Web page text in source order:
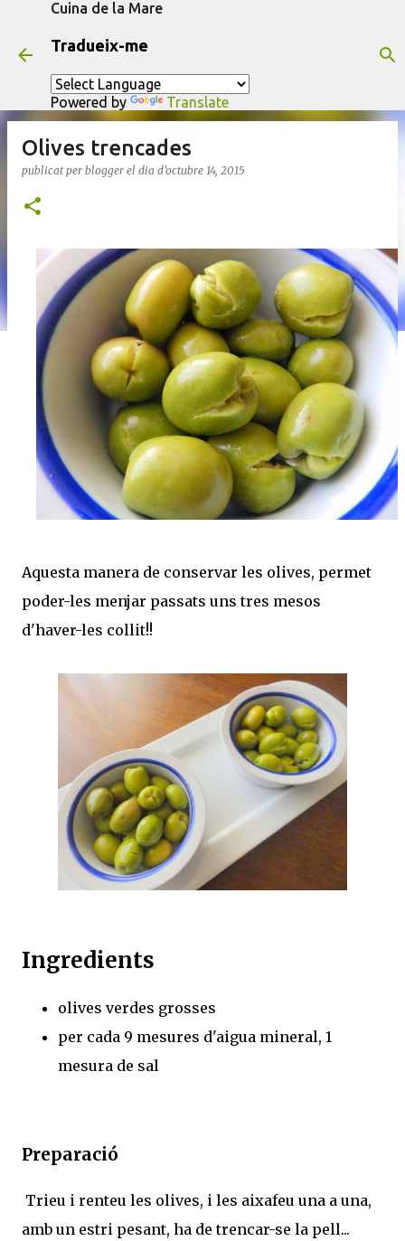
Cuina de la Mare
Tradueix-me
Powered by Translate
Olives trencades
publicat per blogger el dia d’octubre 14, 2015
Aquesta manera de conservar les olives, permet
poder-les menjar passats uns tres mesos
d'haver-les collit!!
Ingredients
olives verdes grosses
per cada 9 mesures d'aigua mineral, 1
mesura de sal
Preparació
Trieu i renteu les olives, i les aixafeu una a una,
amb un estri pesant, ha de trencar-se la pell...